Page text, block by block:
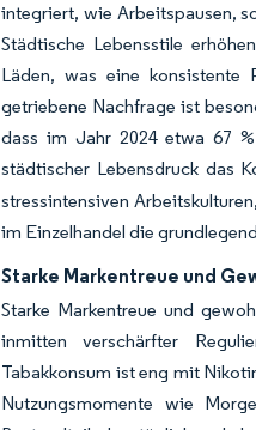
integriert, wie Arbeitspausen,
Städtische Lebensstile
Läden, was eine konsistente
getriebene Nachfrage ist
dass im Jahr 2024 etwa 67
städtischer Lebensdruck das
stressintensiven
im Einzelhandel die
Starke Markentreue und
Starke Markentreue und
inmitten verschärfter
Tabakkonsum ist eng mit
Nutzungsmomente wie